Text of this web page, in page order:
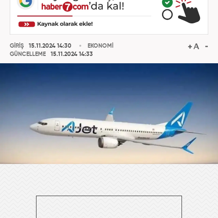
GİRİŞ
15.11.2024 14:30
GÜNCELLEME
15.11.2024 14:33
EKONOMİ